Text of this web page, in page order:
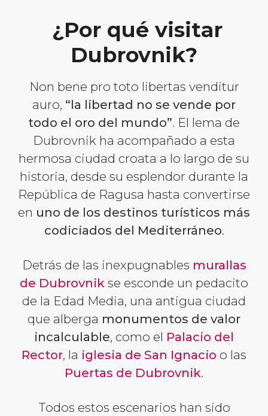
¿Por qué visitar
Dubrovnik?
Non bene pro toto libertas venditur
auro, “la libertad no se vende por
todo el oro del mundo”. El lema de
Dubrovnik ha acompañado a esta
hermosa ciudad croata a lo largo de su
historia, desde su esplendor durante la
República de Ragusa hasta convertirse
en uno de los destinos turísticos más
codiciados del Mediterráneo.
Detrás de las inexpugnables murallas
de Dubrovnik se esconde un pedacito
de la Edad Media, una antigua ciudad
que alberga monumentos de valor
incalculable, como el Palacio del
Rector, la iglesia de San Ignacio o las
Puertas de Dubrovnik.
Todos estos escenarios han sido